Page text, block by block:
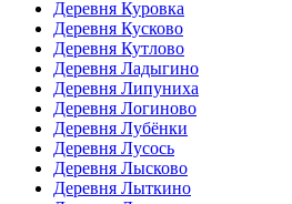
Деревня Куровка
Деревня Кусково
Деревня Кутлово
Деревня Ладыгино
Деревня Липуниха
Деревня Логиново
Деревня Лубёнки
Деревня Лусось
Деревня Лысково
Деревня Лыткино